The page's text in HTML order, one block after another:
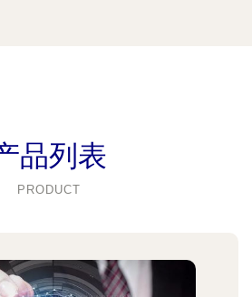
品列表
PRODUCT